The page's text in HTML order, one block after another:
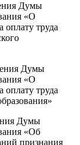
Думы
«О
оплату труда
Думы
«О
оплату труда
Думы
«Об
признания